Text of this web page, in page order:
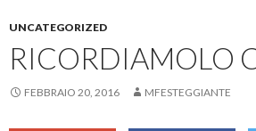
UNCATEGORIZED
RICORDIAMOLO
FEBBRAIO 20, 2016 MFESTEGGIANTE